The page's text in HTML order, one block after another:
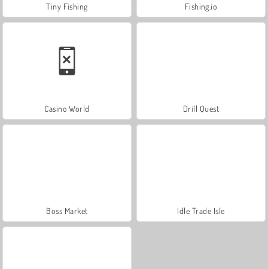
Tiny Fishing Fishing.io
Casino World Drill Quest
Boss Market Idle Trade Isle